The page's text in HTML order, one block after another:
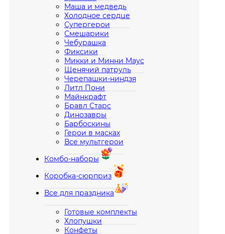
Маша и медведь
Холодное сердце
Супергерои
Смешарики
Чебурашка
Фиксики
Микки и Минни Маус
Щенячий патруль
Черепашки-ниндзя
Литл Пони
Майнкрафт
Бравл Старс
Динозавры
Барбоскины
Герои в масках
Все мультгерои
Комбо-наборы
Коробка-сюрприз
Все для праздника
Готовые комплекты
Хлопушки
Конфеты